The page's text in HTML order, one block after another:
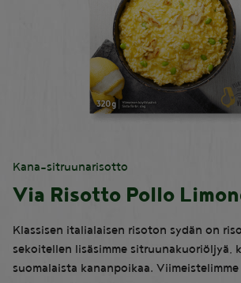
Kana-sitruunarisotto
Via Risotto Pollo
Klassisen italialaisen risoton sydän on
sekoitellen lisäsimme sitruunakuoriöljyä,
suomalaista kananpoikaa.